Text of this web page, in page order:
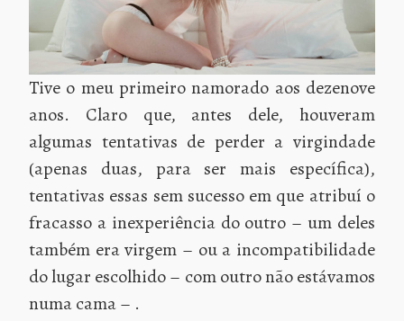
Tive o meu primeiro namorado aos dezenove
anos. Claro que, antes dele, houveram
algumas tentativas de perder a virgindade
(apenas duas, para ser mais específica),
tentativas essas sem sucesso em que atribuí o
fracasso a inexperiência do outro – um deles
também era virgem – ou a incompatibilidade
do lugar escolhido – com outro não estávamos
numa cama – .